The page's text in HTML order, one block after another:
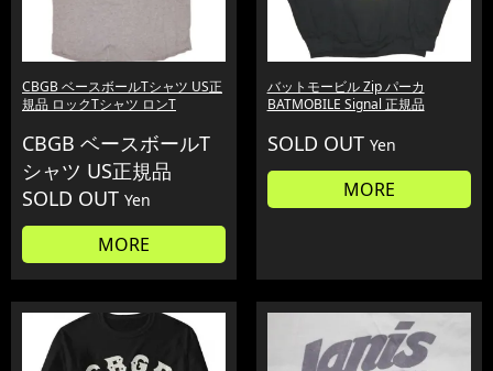
CBGB ベースボールTシャツ US正
規品 ロックTシャツ ロンT
CBGB ベースボールT
シャツ US正規品
SOLD OUT Yen
MORE
バットモービル Zip パーカ
BATMOBILE Signal 正規品
SOLD OUT Yen
MORE